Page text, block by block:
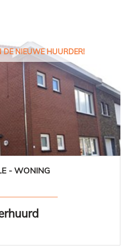
DE NIEUWE HUURDER!
3 1
- WONING